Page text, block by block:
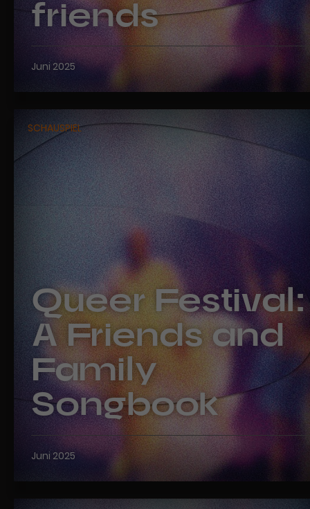
friends
Juni 2025
SCHAUSPIEL
Queer Festival:
A Friends and
Family
Songbook
Juni 2025